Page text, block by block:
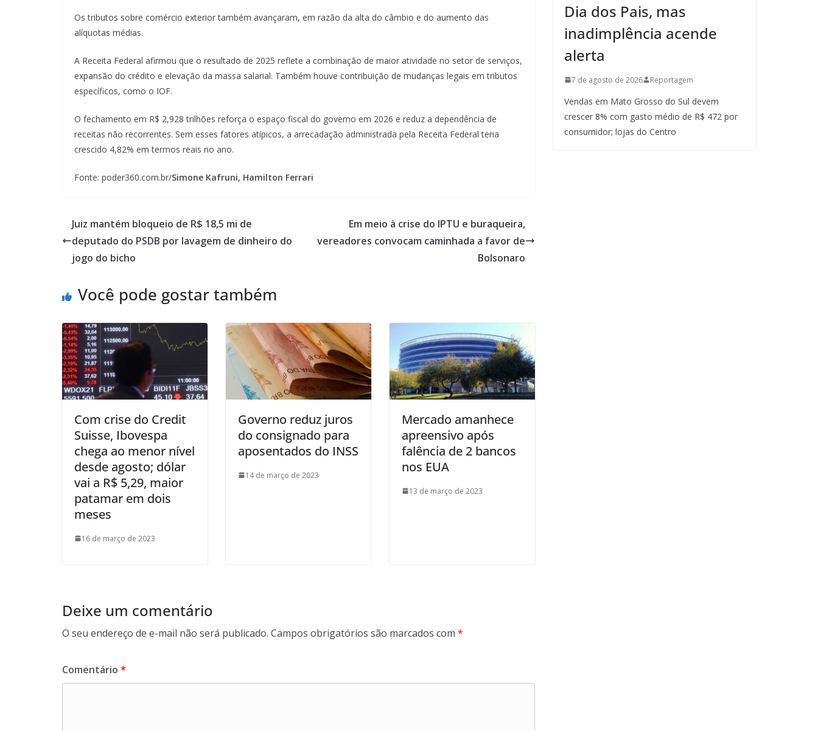
Os tributos sobre comércio exterior também avançaram, em razão da alta do câmbio e do aumento das
alíquotas médias.
A Receita Federal afirmou que o resultado de 2025 reflete a combinação de maior atividade no setor de serviços,
expansão do crédito e elevação da massa salarial. Também houve contribuição de mudanças legais em tributos
específicos, como o IOF.
O fechamento em R$ 2,928 trilhões reforça o espaço fiscal do governo em 2026 e reduz a dependência de
receitas não recorrentes. Sem esses fatores atípicos, a arrecadação administrada pela Receita Federal teria
crescido 4,82% em termos reais no ano.
Fonte: poder360.com.br/Simone Kafruni, Hamilton Ferrari
Juiz mantém bloqueio de R$ 18,5 mi de
deputado do PSDB por lavagem de dinheiro do
jogo do bicho
Em meio à crise do IPTU e buraqueira,
vereadores convocam caminhada a favor de
Bolsonaro
Você pode gostar também
Com crise do Credit
Suisse, Ibovespa
chega ao menor nível
desde agosto; dólar
vai a R$ 5,29, maior
patamar em dois
meses
16 de março de 2023
Governo reduz juros
do consignado para
aposentados do INSS
14 de março de 2023
Mercado amanhece
apreensivo após
falência de 2 bancos
nos EUA
13 de março de 2023
Deixe um comentário
O seu endereço de e-mail não será publicado. Campos obrigatórios são marcados com *
Comentário *
Dia dos Pais, mas
inadimplência acende
alerta
7 de agosto de 2026 Reportagem
Vendas em Mato Grosso do Sul devem
crescer 8% com gasto médio de R$ 472 por
consumidor; lojas do Centro